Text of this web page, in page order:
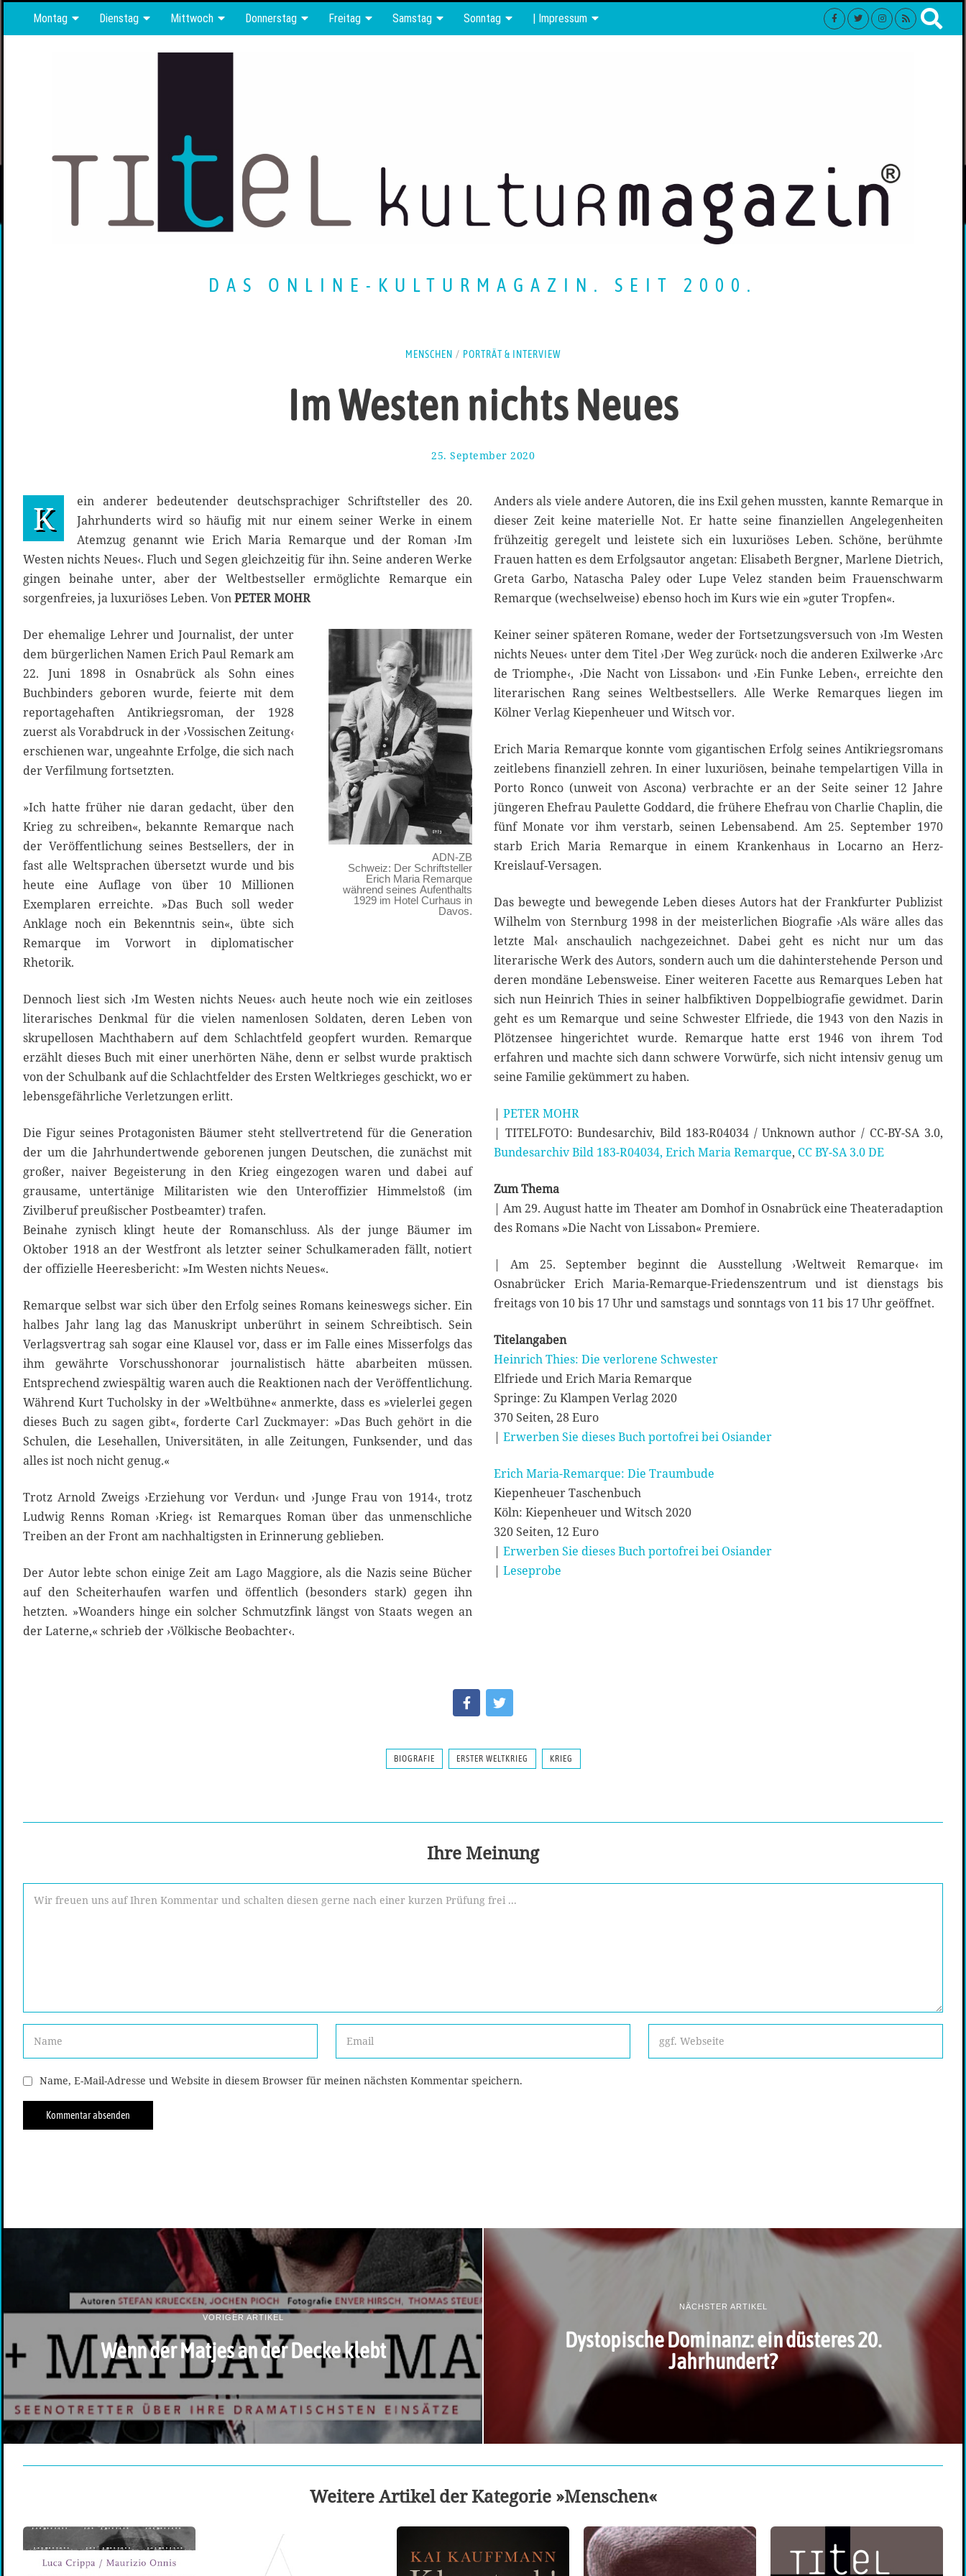
Montag Dienstag Mittwoch Donnerstag Freitag Samstag Sonntag | Impressum
DAS ONLINE-KULTURMAGAZIN. SEIT 2000.
MENSCHEN / PORTRÄT & INTERVIEW
Im Westen nichts Neues
25. September 2020
k
t
o
b
e
2
0
K
ein anderer bedeutender deutschsprachiger Schriftsteller des 20.
Jahrhunderts wird so häufig mit nur einem seiner Werke in einem
Atemzug genannt wie Erich Maria Remarque und der Roman ›Im
Westen nichts Neues‹. Fluch und Segen gleichzeitig für ihn. Seine anderen Werke
gingen beinahe unter, aber der Weltbestseller ermöglichte Remarque ein
sorgenfreies, ja luxuriöses Leben. VonPETER MOHR
ADN-ZB
Schweiz: Der Schriftsteller
Erich Maria Remarque
während seines Aufenthalts
1929 im Hotel Curhaus in
Davos.
Der ehemalige Lehrer und Journalist, der unter
dem bürgerlichen Namen Erich Paul Remark am
22. Juni 1898 in Osnabrück als Sohn eines
Buchbinders geboren wurde, feierte mit dem
reportagehaften Antikriegsroman, der 1928
zuerst als Vorabdruck in der ›Vossischen Zeitung‹
erschienen war, ungeahnte Erfolge, die sich nach
der Verfilmung fortsetzten.
»Ich hatte früher nie daran gedacht, über den
Krieg zu schreiben«, bekannte Remarque nach
der Veröffentlichung seines Bestsellers, der in
fast alle Weltsprachen übersetzt wurde und bis
heute eine Auflage von über 10 Millionen
Exemplaren erreichte. »Das Buch soll weder
Anklage noch ein Bekenntnis sein«, übte sich
Remarque im Vorwort in diplomatischer
Rhetorik.
Dennoch liest sich ›Im Westen nichts Neues‹ auch heute noch wie ein zeitloses
literarisches Denkmal für die vielen namenlosen Soldaten, deren Leben von
skrupellosen Machthabern auf dem Schlachtfeld geopfert wurden. Remarque
erzählt dieses Buch mit einer unerhörten Nähe, denn er selbst wurde praktisch
von der Schulbank auf die Schlachtfelder des Ersten Weltkrieges geschickt, wo er
lebensgefährliche Verletzungen erlitt.
Die Figur seines Protagonisten Bäumer steht stellvertretend für die Generation
der um die Jahrhundertwende geborenen jungen Deutschen, die zunächst mit
großer, naiver Begeisterung in den Krieg eingezogen waren und dabei auf
grausame, untertänige Militaristen wie den Unteroffizier Himmelstoß (im
Zivilberuf preußischer Postbeamter) trafen.
Beinahe zynisch klingt heute der Romanschluss. Als der junge Bäumer im
Oktober 1918 an der Westfront als letzter seiner Schulkameraden fällt, notiert
der offizielle Heeresbericht: »Im Westen nichts Neues«.
Remarque selbst war sich über den Erfolg seines Romans keineswegs sicher. Ein
halbes Jahr lang lag das Manuskript unberührt in seinem Schreibtisch. Sein
Verlagsvertrag sah sogar eine Klausel vor, dass er im Falle eines Misserfolgs das
ihm gewährte Vorschusshonorar journalistisch hätte abarbeiten müssen.
Entsprechend zwiespältig waren auch die Reaktionen nach der Veröffentlichung.
Während Kurt Tucholsky in der »Weltbühne« anmerkte, dass es »vielerlei gegen
dieses Buch zu sagen gibt«, forderte Carl Zuckmayer: »Das Buch gehört in die
Schulen, die Lesehallen, Universitäten, in alle Zeitungen, Funksender, und das
alles ist noch nicht genug.«
Trotz Arnold Zweigs ›Erziehung vor Verdun‹ und ›Junge Frau von 1914‹, trotz
Ludwig Renns Roman ›Krieg‹ ist Remarques Roman über das unmenschliche
Treiben an der Front am nachhaltigsten in Erinnerung geblieben.
Der Autor lebte schon einige Zeit am Lago Maggiore, als die Nazis seine Bücher
auf den Scheiterhaufen warfen und öffentlich (besonders stark) gegen ihn
hetzten. »Woanders hinge ein solcher Schmutzfink längst von Staats wegen an
der Laterne,« schrieb der ›Völkische Beobachter‹.
Anders als viele andere Autoren, die ins Exil gehen mussten, kannte Remarque in
dieser Zeit keine materielle Not. Er hatte seine finanziellen Angelegenheiten
frühzeitig geregelt und leistete sich ein luxuriöses Leben. Schöne, berühmte
Frauen hatten es dem Erfolgsautor angetan: Elisabeth Bergner, Marlene Dietrich,
Greta Garbo, Natascha Paley oder Lupe Velez standen beim Frauenschwarm
Remarque (wechselweise) ebenso hoch im Kurs wie ein »guter Tropfen«.
Keiner seiner späteren Romane, weder der Fortsetzungsversuch von ›Im Westen
nichts Neues‹ unter dem Titel ›Der Weg zurück‹ noch die anderen Exilwerke ›Arc
de Triomphe‹, ›Die Nacht von Lissabon‹ und ›Ein Funke Leben‹, erreichte den
literarischen Rang seines Weltbestsellers. Alle Werke Remarques liegen im
Kölner Verlag Kiepenheuer und Witsch vor.
Erich Maria Remarque konnte vom gigantischen Erfolg seines Antikriegsromans
zeitlebens finanziell zehren. In einer luxuriösen, beinahe tempelartigen Villa in
Porto Ronco (unweit von Ascona) verbrachte er an der Seite seiner 12 Jahre
jüngeren Ehefrau Paulette Goddard, die frühere Ehefrau von Charlie Chaplin, die
fünf Monate vor ihm verstarb, seinen Lebensabend. Am 25. September 1970
starb Erich Maria Remarque in einem Krankenhaus in Locarno an Herz-
Kreislauf-Versagen.
Das bewegte und bewegende Leben dieses Autors hat der Frankfurter Publizist
Wilhelm von Sternburg 1998 in der meisterlichen Biografie ›Als wäre alles das
letzte Mal‹ anschaulich nachgezeichnet. Dabei geht es nicht nur um das
literarische Werk des Autors, sondern auch um die dahinterstehende Person und
deren mondäne Lebensweise. Einer weiteren Facette aus Remarques Leben hat
sich nun Heinrich Thies in seiner halbfiktiven Doppelbiografie gewidmet. Darin
geht es um Remarque und seine Schwester Elfriede, die 1943 von den Nazis in
Plötzensee hingerichtet wurde. Remarque hatte erst 1946 von ihrem Tod
erfahren und machte sich dann schwere Vorwürfe, sich nicht intensiv genug um
seine Familie gekümmert zu haben.
| PETER MOHR
| TITELFOTO: Bundesarchiv, Bild 183-R04034 / Unknown author / CC-BY-SA 3.0,
Bundesarchiv Bild 183-R04034, Erich Maria Remarque, CC BY-SA 3.0 DE
Zum Thema
| Am 29. August hatte im Theater am Domhof in Osnabrück eine Theateradaption
des Romans »Die Nacht von Lissabon« Premiere.
| Am 25. September beginnt die Ausstellung ›Weltweit Remarque‹ im
Osnabrücker Erich Maria-Remarque-Friedenszentrum und ist dienstags bis
freitags von 10 bis 17 Uhr und samstags und sonntags von 11 bis 17 Uhr geöffnet.
Titelangaben
Heinrich Thies: Die verlorene Schwester
Elfriede und Erich Maria Remarque
Springe: Zu Klampen Verlag 2020
370 Seiten, 28 Euro
| Erwerben Sie dieses Buch portofrei bei Osiander
Erich Maria-Remarque: Die Traumbude
Kiepenheuer Taschenbuch
Köln: Kiepenheuer und Witsch 2020
320 Seiten, 12 Euro
| Erwerben Sie dieses Buch portofrei bei Osiander
| Leseprobe
BIOGRAFIE ERSTER WELTKRIEG KRIEG
Ihre Meinung
Name, E-Mail-Adresse und Website in diesem Browser für meinen nächsten Kommentar speichern.
VORIGER ARTIKEL
Wenn der Matjes an der Decke klebt
NÄCHSTER ARTIKEL
Dystopische Dominanz: ein düsteres 20.
Jahrhundert?
Weitere Artikel der Kategorie »Menschen«